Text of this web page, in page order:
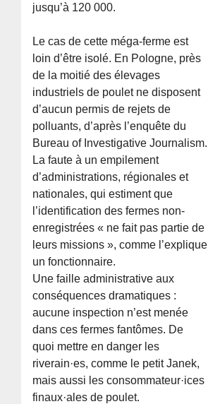
jusqu’à 120 000.
Le cas de cette méga-ferme est
loin d’être isolé. En Pologne, près
de la moitié des élevages
industriels de poulet ne disposent
d’aucun permis de rejets de
polluants, d’après l’enquête du
Bureau of Investigative Journalism.
La faute à un empilement
d’administrations, régionales et
nationales, qui estiment que
l’identification des fermes non-
enregistrées « ne fait pas partie de
leurs missions », comme l’explique
un fonctionnaire.
Une faille administrative aux
conséquences dramatiques :
aucune inspection n’est menée
dans ces fermes fantômes. De
quoi mettre en danger les
riverain·es, comme le petit Janek,
mais aussi les consommateur·ices
finaux·ales de poulet.